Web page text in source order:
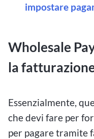
impostare
Wholesale
la
Essenzialmente,
che devi fare per
per pagare tramite